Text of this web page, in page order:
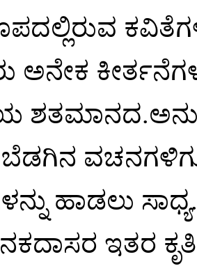
ಅನೇಕ
ಬೆಡಗಿನ
ಹಾಡಲು
ಇತರ